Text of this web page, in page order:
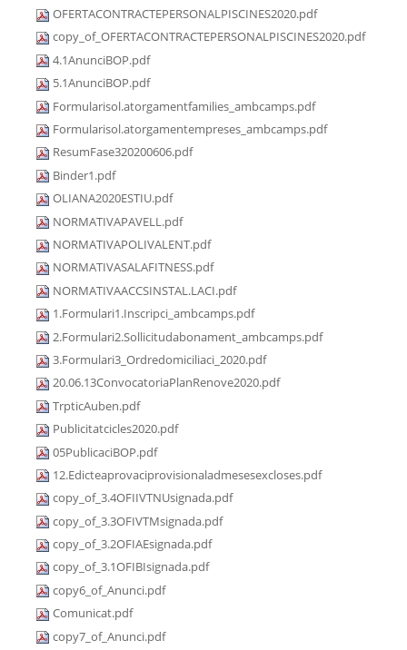
OFERTACONTRACTEPERSONALPISCINES2020.pdf
copy_of_OFERTACONTRACTEPERSONALPISCINES2020.pdf
4.1AnunciBOP.pdf
5.1AnunciBOP.pdf
Formularisol.atorgamentfamilies_ambcamps.pdf
Formularisol.atorgamentempreses_ambcamps.pdf
ResumFase320200606.pdf
Binder1.pdf
OLIANA2020ESTIU.pdf
NORMATIVAPAVELL.pdf
NORMATIVAPOLIVALENT.pdf
NORMATIVASALAFITNESS.pdf
NORMATIVAACCSINSTAL.LACI.pdf
1.Formulari1.Inscripci_ambcamps.pdf
2.Formulari2.Sollicitudabonament_ambcamps.pdf
3.Formulari3_Ordredomiciliaci_2020.pdf
20.06.13ConvocatoriaPlanRenove2020.pdf
TrpticAuben.pdf
Publicitatcicles2020.pdf
05PublicaciBOP.pdf
12.Edicteaprovaciprovisionaladmesesexcloses.pdf
copy_of_3.4OFIIVTNUsignada.pdf
copy_of_3.3OFIVTMsignada.pdf
copy_of_3.2OFIAEsignada.pdf
copy_of_3.1OFIBIsignada.pdf
copy6_of_Anunci.pdf
Comunicat.pdf
copy7_of_Anunci.pdf